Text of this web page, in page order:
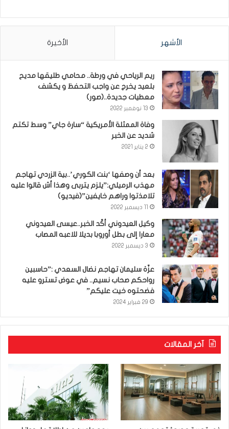
الأشهر الأخيرة
ريم الرياحي في ورطة.. محامي طليقها مديح
بلعيد يخرج عن واجب التحفظ و يكشف
معطيات جديدة..(صور)
13 نوفمبر 2022
وفاة الممثلة الأمريكية “سارة جاي” وسط تكتم
شديد عن الخبر
2 يناير 2021
بعد أن وصفها ‘بنت الكوري’..بية الزردي تهاجم
مهذب الرميلي:”يلزم يتربى وهذا أش قالوا عليه
تلامذتوا وراهم خايفين”(فيديو)
وكيل العيدوني أكّد الخبر..عيسى العيدوني
معارا إلى بطل أوروبا بديلا للاعبه المصاب
3 ديسمبر 2022
عزّة سليمان تهاجم نضال السعدي :”حاسبين
رواحكم صحاب نسيم.. في عوض تسترو عليه
فضحتوه خيت عليكم”
29 فبراير 2024
آخر المقالات